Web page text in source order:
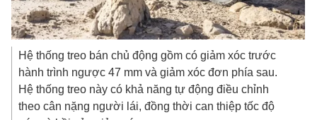
Hệ thống treo bán chủ động gồm có giảm xóc trước
hành trình ngược 47 mm và giảm xóc đơn phía sau.
Hệ thống treo này có khả năng tự động điều chỉnh
theo cân nặng người lái, đồng thời can thiệp tốc độ